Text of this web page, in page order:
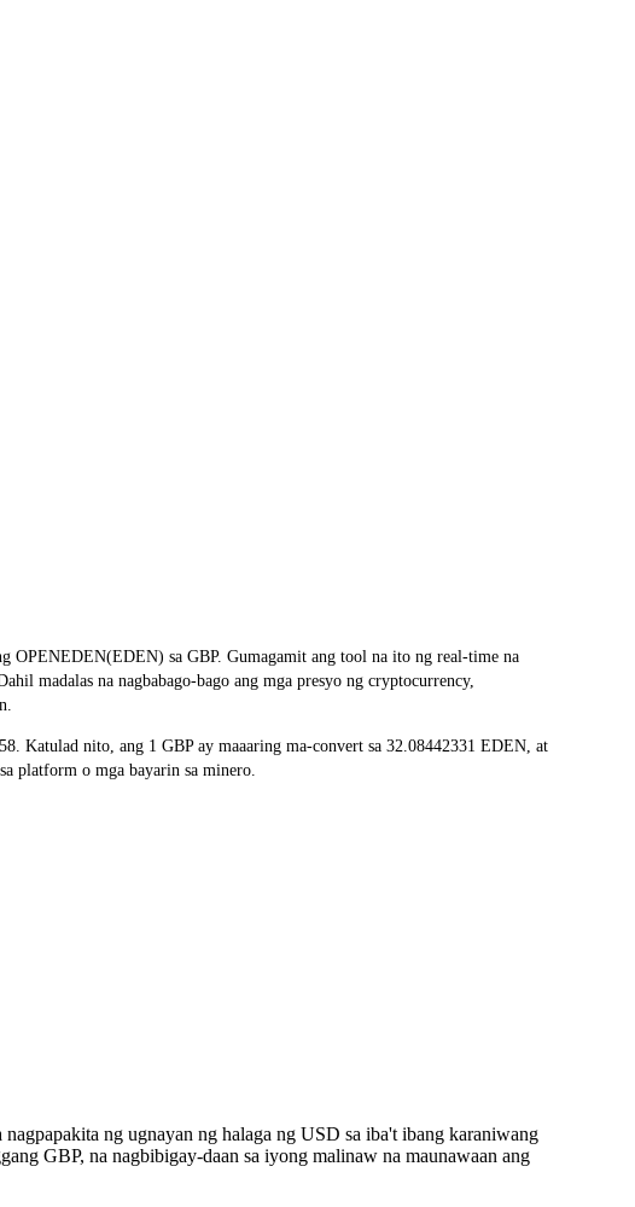
OPENEDEN(EDEN) sa GBP. Gumagamit ang tool na ito ng real-time na
madalas na nagbabago-bago ang mga presyo ng cryptocurrency,
Katulad nito, ang 1 GBP ay maaaring ma-convert sa 32.08442331 EDEN, at
platform o mga bayarin sa minero.
ng ugnayan ng halaga ng USD sa iba't ibang karaniwang
GBP, na nagbibigay-daan sa iyong malinaw na maunawaan ang